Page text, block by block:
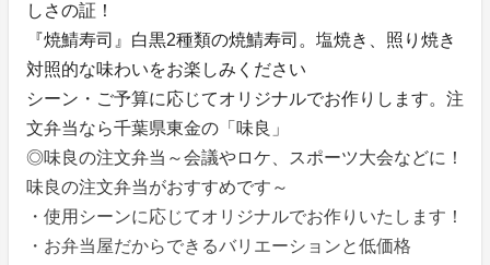
しさの証！
『焼鯖寿司』白黒2種類の焼鯖寿司。塩焼き、照り焼き
対照的な味わいをお楽しみください
シーン・ご予算に応じてオリジナルでお作りします。注
文弁当なら千葉県東金の「味良」
◎味良の注文弁当～会議やロケ、スポーツ大会などに！
味良の注文弁当がおすすめです～
・使用シーンに応じてオリジナルでお作りいたします！
・お弁当屋だからできるバリエーションと低価格